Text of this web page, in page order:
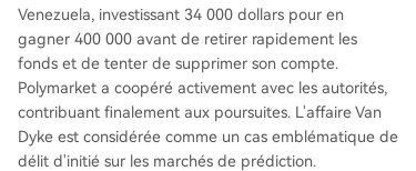
Venezuela, investissant 34 000 dollars pour en
gagner 400 000 avant de retirer rapidement les
fonds et de tenter de supprimer son compte.
Polymarket a coopéré activement avec les autorités,
contribuant finalement aux poursuites. L'affaire Van
Dyke est considérée comme un cas emblématique de
délit d'initié sur les marchés de prédiction.